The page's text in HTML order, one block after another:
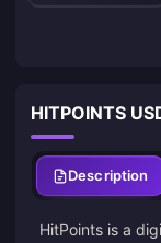
HITPOINTS
Description
HitPoints is a